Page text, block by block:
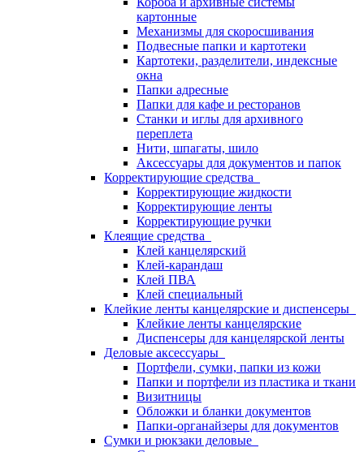
картонные
Механизмы для скоросшивания
Подвесные папки и картотеки
Картотеки, разделители, индексные
окна
Папки адресные
Папки для кафе и ресторанов
Станки и иглы для архивного
переплета
Нити, шпагаты, шило
Аксессуары для документов и папок
Корректирующие средства
Корректирующие жидкости
Корректирующие ленты
Корректирующие ручки
Клеящие средства
Клей канцелярский
Клей-карандаш
Клей ПВА
Клей специальный
Клейкие ленты канцелярские и диспенсеры
Клейкие ленты канцелярские
Диспенсеры для канцелярской ленты
Деловые аксессуары
Портфели, сумки, папки из кожи
Папки и портфели из пластика и ткани
Визитницы
Обложки и бланки документов
Папки-органайзеры для документов
Сумки и рюкзаки деловые